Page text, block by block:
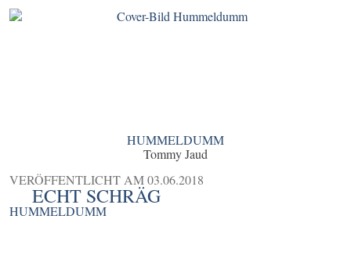
HUMMELDUMM
Tommy Jaud
VERÖFFENTLICHT AM03.06.2018
ECHT SCHRÄG
HUMMELDUMM